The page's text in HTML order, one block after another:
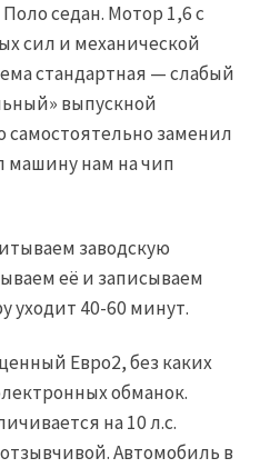
седан. Мотор 1,6 с
сил и механической
стандартная — слабый
выпускной
самостоятельно заменил
машину нам на чип
заводскую
её и записываем
уходит 40-60 минут.
Евро2, без каких
обманок.
на 10 л.с.
Автомобиль в